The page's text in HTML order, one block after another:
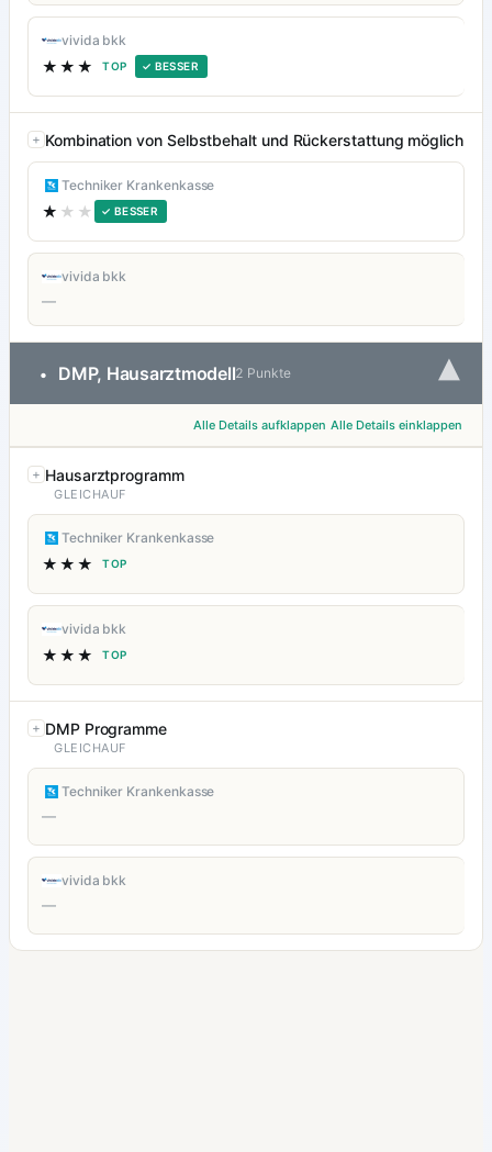
vivida bkk
★★★ TOP ✓ BESSER
Kombination von Selbstbehalt und Rückerstattung möglich
Techniker Krankenkasse
★ ★★ ✓ BESSER
vivida bkk
—
• DMP, Hausarztmodell2 Punkte ▾
Alle Details aufklappen Alle Details einklappen
Hausarztprogramm
GLEICHAUF
Techniker Krankenkasse
★★★ TOP
vivida bkk
★★★ TOP
DMP Programme
GLEICHAUF
Techniker Krankenkasse
—
vivida bkk
—